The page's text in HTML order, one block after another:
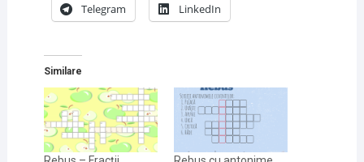
Telegram LinkedIn
Similare